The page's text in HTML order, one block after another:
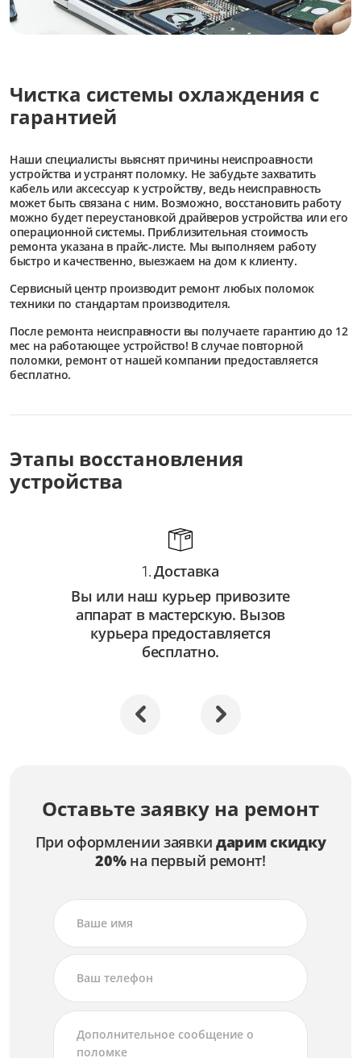
Чистка системы охлаждения с
гарантией
Наши специалисты выяснят причины неиспроавности
устройства и устранят поломку. Не забудьте захватить
кабель или аксессуар к устройству, ведь неисправность
может быть связана с ним. Возможно, восстановить работу
можно будет переустановкой драйверов устройства или его
операционной системы. Приблизительная стоимость
ремонта указана в прайс-листе. Мы выполняем работу
быстро и качественно, выезжаем на дом к клиенту.
Сервисный центр производит ремонт любых поломок
техники по стандартам производителя.
После ремонта неисправности вы получаете гарантию до 12
мес на работающее устройство! В случае повторной
поломки, ремонт от нашей компании предоставляется
бесплатно.
Этапы восстановления
устройства
1.Доставка
Вы или наш курьер привозите
аппарат в мастерскую. Вызов
курьера предоставляется
бесплатно.
Оставьте заявку на ремонт
При оформлении заявки дарим скидку
20%на первый ремонт!